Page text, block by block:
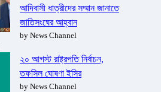
আদিবাসী ধাত্রীদের সম্মান জানাতে
জাতিসংঘের আহ্বান
by News Channel
২০ আগস্ট রাষ্ট্রপতি নির্বাচন,
তফসিল ঘোষণা ইসির
by News Channel